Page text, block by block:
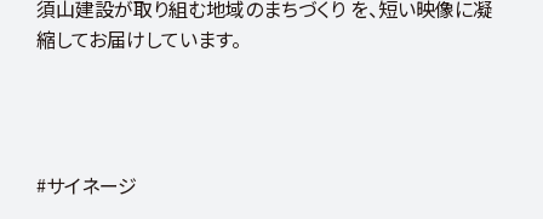
ャ
リ
ア
ア
浜
松
須山建設が取り組む地域のまちづくり を、短い映像に凝
縮してお届けしています。
サイネージ